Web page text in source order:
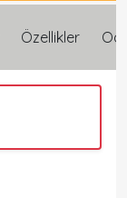
Özellikler